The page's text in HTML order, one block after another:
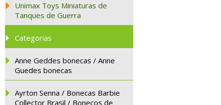
Unimax Toys Miniaturas de
Tanques de Guerra
Categorias
Anne Geddes bonecas / Anne
Guedes bonecas
Ayrton Senna / Bonecas Barbie
Collector Brasil / Bonecos de